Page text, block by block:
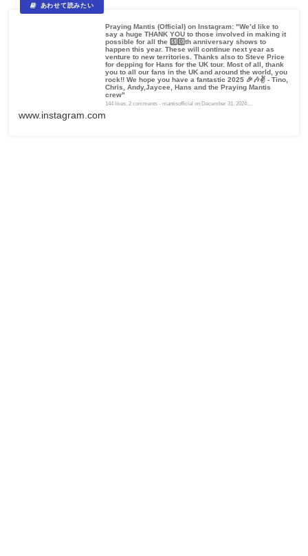
Praying Mantis (Official) on Instagram: "We’d like to
say a huge THANK YOU to those involved in making it
possible for all the 5️⃣0️⃣th anniversary shows to
happen this year. These will continue next year as
venture to new territories. Thanks also to Steve Price
for depping for Hans for the UK tour. Most of all, thank
you to all our fans in the UK and around the world, you
rock!! We hope you have a fantastic 2025 🎉🎶✌️ - Tino,
Chris, Andy,Jaycee, Hans and the Praying Mantis
crew"
144 likes, 2 comments - mantisofficial on December 31, 2024:...
www.instagram.com